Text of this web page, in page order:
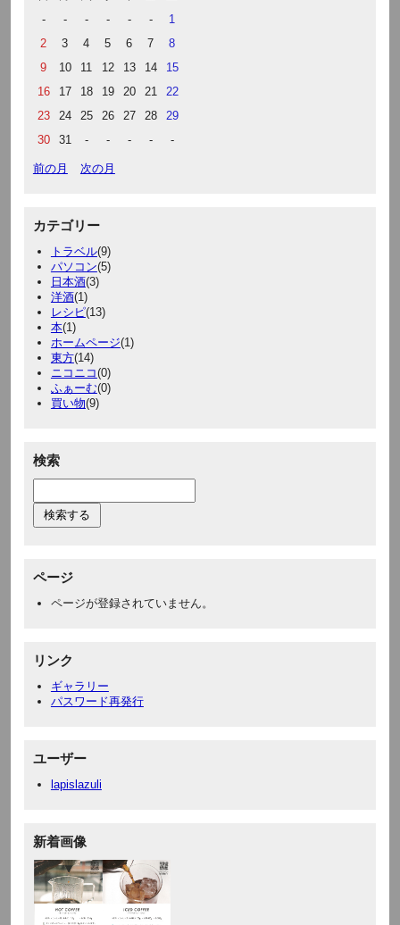
-
- - - - -
1
2
3 4 5 6 7
8
9
10 11 12 13 14
15
16
17 18 19 20 21
22
23
24 25 26 27 28
29
30
31 - - - - -
前の月 次の月
カテゴリー
トラベル(9)
パソコン(5)
日本酒(3)
洋酒(1)
レシピ(13)
本(1)
ホームページ(1)
東方(14)
ニコニコ(0)
ふぁーむ(0)
買い物(9)
検索
ページ
ページが登録されていません。
リンク
ギャラリー
パスワード再発行
ユーザー
lapislazuli
新着画像